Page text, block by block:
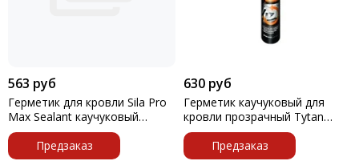
563 руб
Герметик для кровли Sila Pro
Max Sealant каучуковый
черный 290мл
Предзаказ
630 руб
Герметик каучуковый для
кровли прозрачный Tytan
310мл
Предзаказ